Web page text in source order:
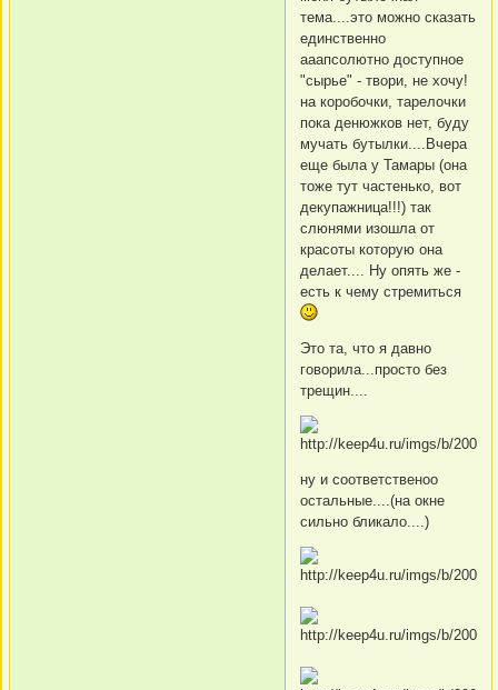
тема....это можно сказать
единственно
ааапсолютно доступное
"сырье" - твори, не хочу!
на коробочки, тарелочки
пока денюжков нет, буду
мучать бутылки....Вчера
еще была у Тамары (она
тоже тут частенько, вот
декупажница!!!) так
слюнями изошла от
красоты которую она
делает.... Ну опять же -
есть к чему стремиться
Это та, что я давно
говорила...просто без
трещин....
ну и соответственоо
остальные....(на окне
сильно бликало....)